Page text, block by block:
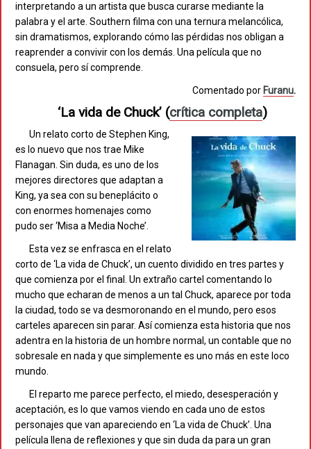
interpretando a un artista que busca curarse mediante la
palabra y el arte. Southern filma con una ternura melancólica,
sin dramatismos, explorando cómo las pérdidas nos obligan a
reaprender a convivir con los demás. Una película que no
consuela, pero sí comprende.
Comentado por Furanu.
‘La vida de Chuck’ (crítica completa)
Un relato corto de Stephen King,
es lo nuevo que nos trae Mike
Flanagan. Sin duda, es uno de los
mejores directores que adaptan a
King, ya sea con su beneplácito o
con enormes homenajes como
pudo ser ‘Misa a Media Noche’.
Esta vez se enfrasca en el relato
corto de ‘La vida de Chuck’, un cuento dividido en tres partes y
que comienza por el final. Un extraño cartel comentando lo
mucho que echaran de menos a un tal Chuck, aparece por toda
la ciudad, todo se va desmoronando en el mundo, pero esos
carteles aparecen sin parar. Así comienza esta historia que nos
adentra en la historia de un hombre normal, un contable que no
sobresale en nada y que simplemente es uno más en este loco
mundo.
El reparto me parece perfecto, el miedo, desesperación y
aceptación, es lo que vamos viendo en cada uno de estos
personajes que van apareciendo en ‘La vida de Chuck’. Una
película llena de reflexiones y que sin duda da para un gran